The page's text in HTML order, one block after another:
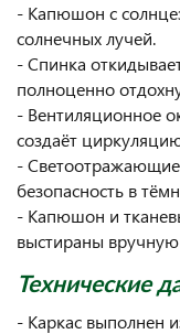
- Капюшон с
солнечных лучей.
- Спинка
полноценно
- Вентиляционное
создаёт
- Светоотражающие
безопасность в
- Капюшон и
выстираны
Технические
- Каркас выполнен